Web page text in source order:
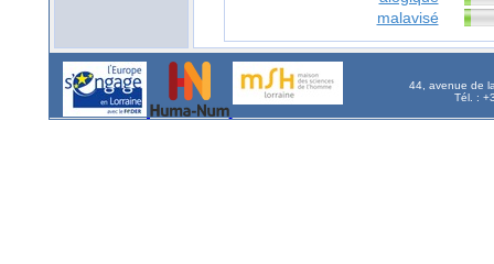
malavisé
44, avenue de
Tél. :